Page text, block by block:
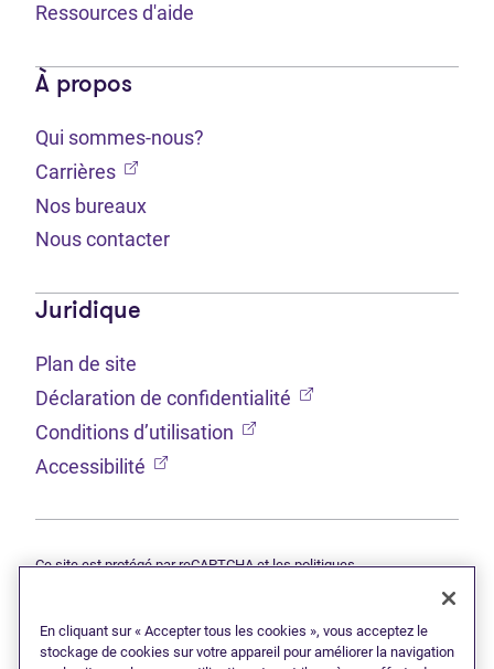
Ressources d'aide
À propos
Qui sommes-nous?
Carrières (Ouvre dans un nouvel onglet)
Nos bureaux
Nous contacter
Juridique
Plan de site
Déclaration de confidentialité (Ouvre dans un
Conditions d’utilisation (Ouvre dans un nouvel
Accessibilité (Ouvre dans un nouvel onglet)
Ce site est protégé par reCAPTCHA et les politiques
© 2026 Grant Thornton Limitée, syndics autorisés en insolvabilité —
une filiale de Doane Grant Thornton LLP et un membre canadien de
En cliquant sur « Accepter tous les cookies », vous acceptez le
stockage de cookies sur votre appareil pour améliorer la navigation